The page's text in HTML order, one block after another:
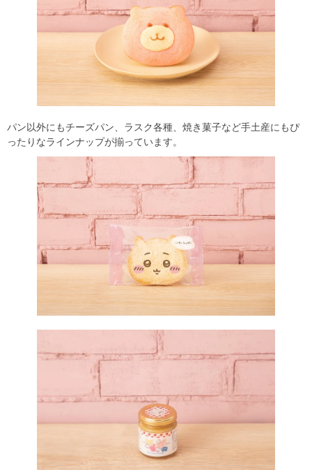
パン以外にもチーズパン、ラスク各種、焼き菓子など手土産にもぴ
ったりなラインナップが揃っています。